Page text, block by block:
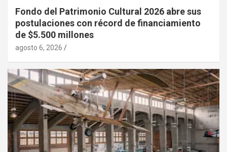
Fondo del Patrimonio Cultural 2026 abre sus
postulaciones con récord de financiamiento
de $5.500 millones
agosto 6, 2026